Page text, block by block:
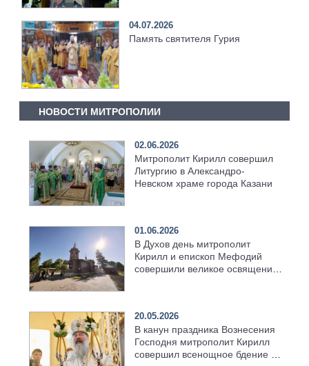
04.07.2026
Память святителя Гурия
НОВОСТИ МИТРОПОЛИИ
02.06.2026
Митрополит Кирилл совершил
Литургию в Александро-
Невском храме города Казани
01.06.2026
В Духов день митрополит
Кирилл и епископ Мефодий
совершили великое освящение
20.05.2026
В канун праздника Вознесения
Господня митрополит Кирилл
совершил всенощное бдение в